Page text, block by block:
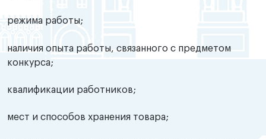
режима работы;
наличия опыта работы, связанного с предметом
конкурса;
квалификации работников;
мест и способов хранения товара;